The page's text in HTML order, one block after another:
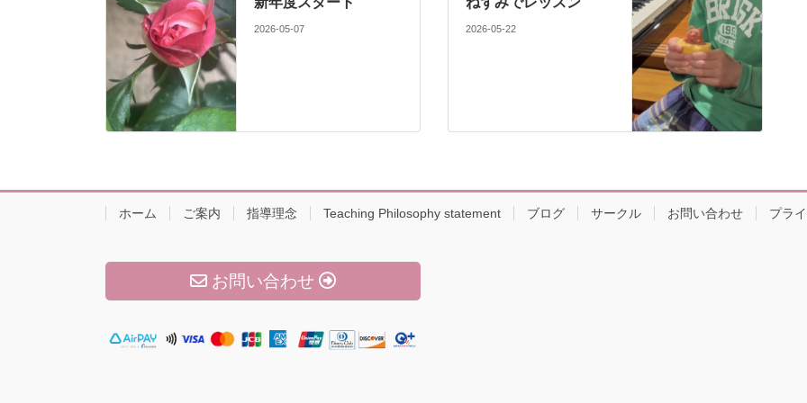
2026-05-07 2026-05-22
ホーム ご案内 指導理念 Teaching Philosophy statement ブログ サークル お問い合わせ プラ
お問い合わせ